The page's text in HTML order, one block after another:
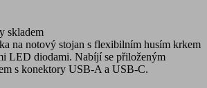
skladem
na notový stojan s flexibilním husím krkem
LED diodami. Nabíjí se přiloženým
s konektory USB-A a USB-C.